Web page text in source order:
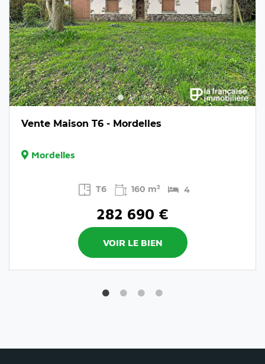
Vente Maison T6 - Mordelles
Mordelles
T6 160 m² 4
282 690 €
VOIR LE BIEN